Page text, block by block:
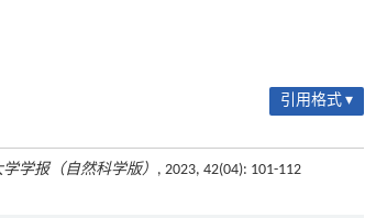
引用格式 ▾
学报（自然科学版） , 2023, 42(04): 101-112